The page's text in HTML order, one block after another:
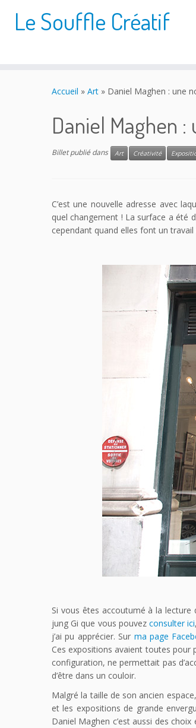
Le Souffle Créatif
Accueil » Art » Daniel Maghen : une
Daniel Maghen
Billet publié dans Art Créativité
C’est une nouvelle adresse avec
quel changement ! La surface a été
cependant quand elles font un
Si vous êtes accoutumé à la lecture
jung Gi que vous pouvez consulter ici
j’ai pu apprécier. Sur ma page
Ces expositions avaient toutes pour
configuration, ne permettait pas
d’être dans un couloir.
Malgré la taille de son ancien
et les expositions de grande
Daniel Maghen c’est aussi des